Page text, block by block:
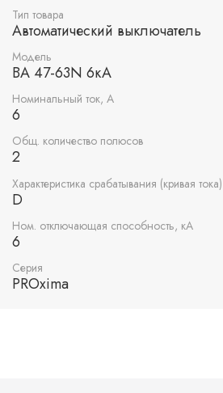
Тип товара
Автоматический выключатель
Модель
ВА 47-63N 6кА
Номинальный ток, А
6
Общ. количество полюсов
2
Характеристика срабатывания (кривая тока)
D
Ном. отключающая способность, кА
6
Серия
PROxima